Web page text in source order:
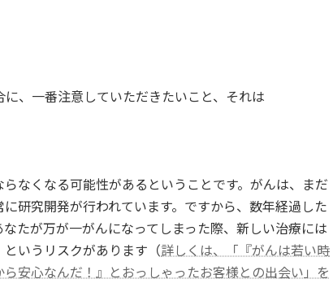
、一番注意していただきたいこと、それは
なくなる可能性があるということです。がんは、まだ
研究開発が行われています。ですから、数年経過した
たが万が一がんになってしまった際、新しい治療には
いうリスクがあります（詳しくは、「『がんは若い時
安心なんだ！』とおっしゃったお客様との出会い」を